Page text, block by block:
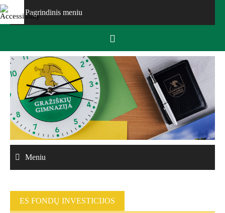
Skip
to
Pagrindinis meniu
Meniu
ES FONDŲ INVESTICIJOS